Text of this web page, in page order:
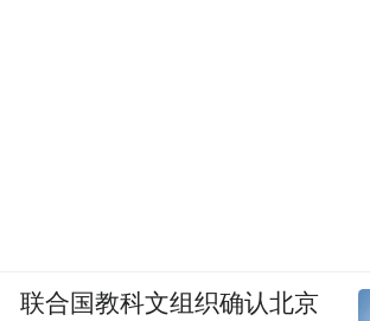
联合国教科文组织确认北京